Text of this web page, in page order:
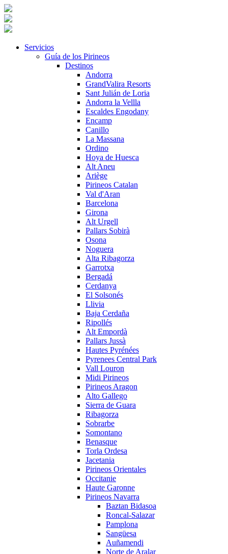
Servicios
Guía de los Pirineos
Destinos
Andorra
GrandValira Resorts
Sant Julián de Loria
Andorra la Vellla
Escaldes Engodany
Encamp
Canillo
La Massana
Ordino
Hoya de Huesca
Alt Aneu
Ariège
Pirineos Catalan
Val d'Aran
Barcelona
Girona
Alt Urgell
Pallars Sobirà
Osona
Noguera
Alta Ribagorza
Garrotxa
Bergadá
Cerdanya
El Solsonés
Llivia
Baja Cerdaña
Ripollés
Alt Empordà
Pallars Jussà
Hautes Pyrénées
Pyrenees Central Park
Vall Louron
Midi Pirineos
Pirineos Aragon
Alto Gallego
Sierra de Guara
Ribagorza
Sobrarbe
Somontano
Benasque
Torla Ordesa
Jacetania
Pirineos Orientales
Occitanie
Haute Garonne
Pirineos Navarra
Baztan Bidasoa
Roncal-Salazar
Pamplona
Sangüesa
Auñamendi
Norte de Aralar